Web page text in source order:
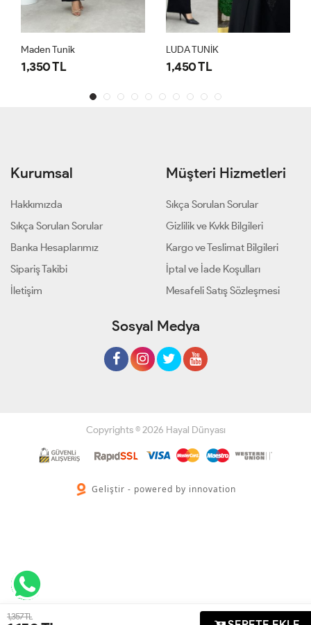
1,357 TL
Maden Tunik
1,350 TL
LUDA TUNİK
1,450 TL
Kurumsal
Hakkımızda
Sıkça Sorulan Sorular
Banka Hesaplarımız
Sipariş Takibi
İletişim
Müşteri Hizmetleri
Sıkça Sorulan Sorular
Gizlilik ve Kvkk Bilgileri
Kargo ve Teslimat Bilgileri
İptal ve İade Koşulları
Mesafeli Satış Sözleşmesi
Sosyal Medya
Copyrights © 2026 Hayal Dünyası
Geliştir - powered by innovation